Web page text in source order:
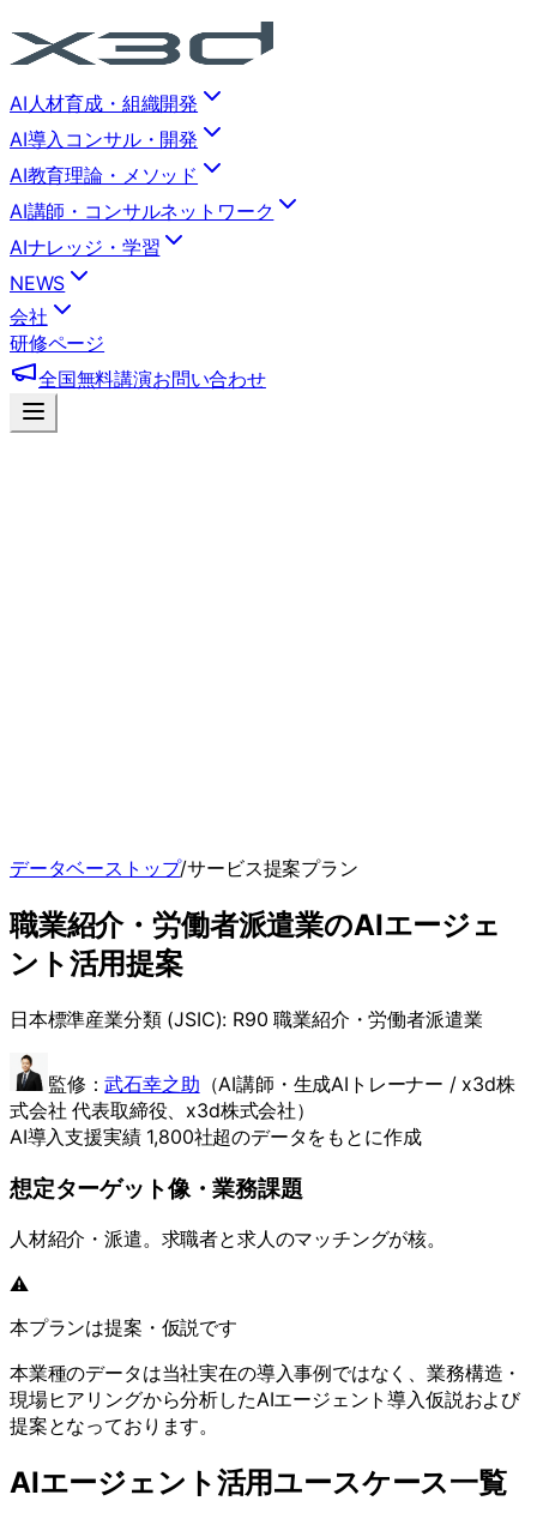
AI人材育成・組織開発
AI導入コンサル・開発
AI教育理論・メソッド
AI講師・コンサルネットワーク
AIナレッジ・学習
NEWS
会社
研修ページ
全国無料講演お問い合わせ
データベーストップ/サービス提案プラン
職業紹介・労働者派遣業のAIエージェ
ント活用提案
日本標準産業分類 (JSIC): R90 職業紹介・労働者派遣業
監修：武石幸之助 （AI講師・生成AIトレーナー / x3d株
式会社 代表取締役 、x3d株式会社）
AI導入支援実績 1,800社超のデータをもとに作成
想定ターゲット像・業務課題
人材紹介・派遣。求職者と求人のマッチングが核。
⚠️
本プランは提案・仮説です
本業種のデータは当社実在の導入事例ではなく、業務構造・
現場ヒアリングから分析したAIエージェント導入仮説および
提案となっております。
AIエージェント活用ユースケース一覧